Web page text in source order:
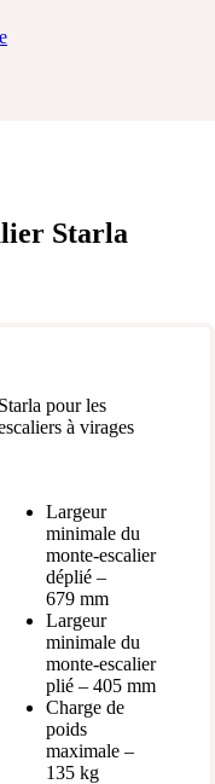
Starla
Starla pour les
à virages
Largeur
minimale du
monte-escalier
déplié –
679 mm
Largeur
minimale du
monte-escalier
plié – 405 mm
Charge de
poids
maximale –
135 kg